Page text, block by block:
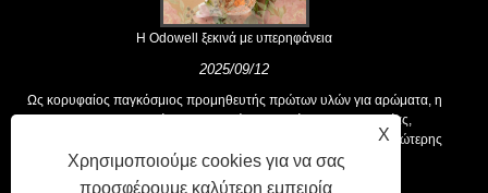
Η Odowell ξεκινά με υπερηφάνεια
2025/09/12
Ως κορυφαίος παγκόσμιος προμηθευτής πρώτων υλών για αρώματα, η
Odowell υποστηρίζει μια βασική φιλοσοφία της "καινοτομίας,
επικεντρωμένης στην ποιότητα", που παρέχει σταθερά λύσεις ανώτερης
αρωτικής στους πελάτες παγκοσμίως.
X
Χρησιμοποιούμε cookies για να σας
προσφέρουμε καλύτερη εμπειρία